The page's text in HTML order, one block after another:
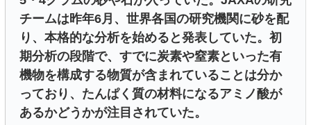
チームは昨年6月、世界各国の研究機関に砂を配
り、本格的な分析を始めると発表していた。初
期分析の段階で、すでに炭素や窒素といった有
機物を構成する物質が含まれていることは分か
っており、たんぱく質の材料になるアミノ酸が
あるかどうかが注目されていた。